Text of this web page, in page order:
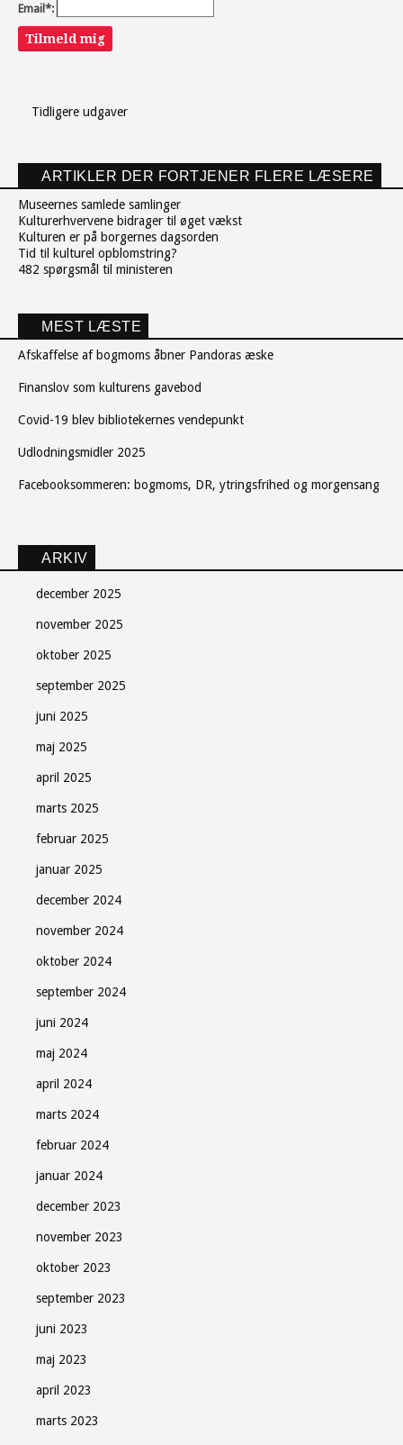
Email*:
Tilmeld mig
Tidligere udgaver
ARTIKLER DER FORTJENER FLERE LÆSERE
Museernes samlede samlinger
Kulturerhvervene bidrager til øget vækst
Kulturen er på borgernes dagsorden
Tid til kulturel opblomstring?
482 spørgsmål til ministeren
MEST LÆSTE
Afskaffelse af bogmoms åbner Pandoras æske
Finanslov som kulturens gavebod
Covid-19 blev bibliotekernes vendepunkt
Udlodningsmidler 2025
Facebooksommeren: bogmoms, DR, ytringsfrihed og morgensang
ARKIV
december 2025
november 2025
oktober 2025
september 2025
juni 2025
maj 2025
april 2025
marts 2025
februar 2025
januar 2025
december 2024
november 2024
oktober 2024
september 2024
juni 2024
maj 2024
april 2024
marts 2024
februar 2024
januar 2024
december 2023
november 2023
oktober 2023
september 2023
juni 2023
maj 2023
april 2023
marts 2023